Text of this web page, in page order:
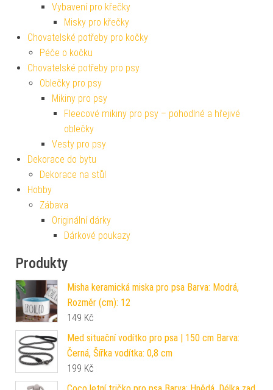
Vybavení pro křečky
Misky pro křečky
Chovatelské potřeby pro kočky
Péče o kočku
Chovatelské potřeby pro psy
Oblečky pro psy
Mikiny pro psy
Fleecové mikiny pro psy – pohodlné a hřejivé
oblečky
Vesty pro psy
Dekorace do bytu
Dekorace na stůl
Hobby
Zábava
Originální dárky
Dárkové poukazy
Produkty
Misha keramická miska pro psa Barva: Modrá,
Rozměr (cm): 12
149 Kč
Med situační vodítko pro psa | 150 cm Barva:
Černá, Šířka vodítka: 0,8 cm
199 Kč